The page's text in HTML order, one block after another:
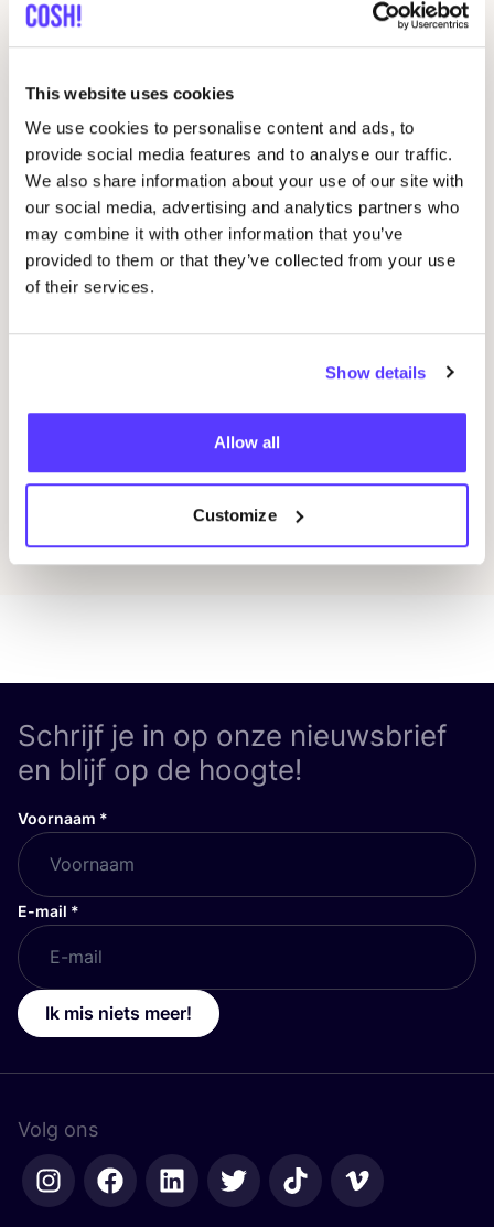
This website uses cookies
We use cookies to personalise content and ads, to
provide social media features and to analyse our traffic.
We also share information about your use of our site with
our social media, advertising and analytics partners who
may combine it with other information that you’ve
provided to them or that they’ve collected from your use
of their services.
Show details
Allow all
Customize
09 AUG
Workshop: Maak Je Eigen Trouwringen
Drongensesteenweg 152, Gent
Ontdek alle evenementen
Schrijf je in op onze nieuwsbrief
en blijf op de hoogte!
Voornaam *
E-mail *
Ik mis niets meer!
Volg ons